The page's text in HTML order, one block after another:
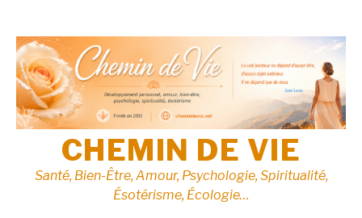
contenu
CHEMIN DE VIE
Santé, Bien-Être, Amour, Psychologie, Spiritualité,
Ésotérisme, Écologie…